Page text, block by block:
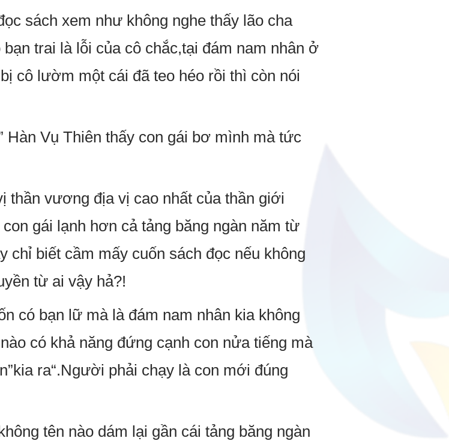
sách xem như không nghe thấy lão cha
trai là lỗi của cô chắc,tại đám nam nhân ở
cô lườm một cái đã teo héo rồi thì còn nói
Hàn Vụ Thiên thấy con gái bơ mình mà tức
thần vương địa vị cao nhất của thần giới
gái lạnh hơn cả tảng băng ngàn năm từ
chỉ biết cầm mấy cuốn sách đọc nếu không
từ ai vậy hả?!
có bạn lữ mà là đám nam nhân kia không
có khả năng đứng cạnh con nửa tiếng mà
ra“.Người phải chạy là con mới đúng
tên nào dám lại gần cái tảng băng ngàn